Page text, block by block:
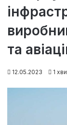
та
12.05.2023 1